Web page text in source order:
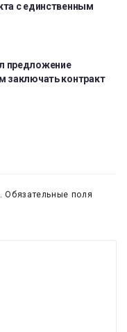
с единственным
предложение
заключать контракт
Обязательные поля